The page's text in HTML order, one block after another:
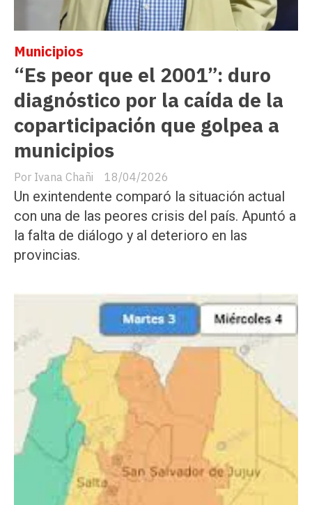
“Es peor que el 2001”: duro
diagnóstico por la caída de la
coparticipación que golpea a
municipios
Ivana Chañi
Municipios
18/04/2026
Un exintendente comparó la situación actual
con una de las peores crisis del país. Apuntó a
la falta de diálogo y al deterioro en las
provincias.